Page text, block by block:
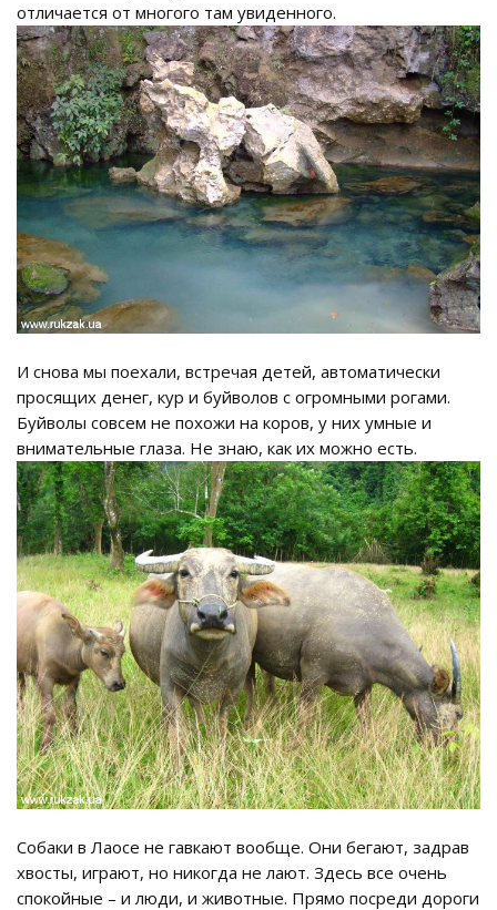
отличается от многого там увиденного.
И снова мы поехали, встречая детей, автоматически
просящих денег, кур и буйволов с огромными рогами.
Буйволы совсем не похожи на коров, у них умные и
внимательные глаза. Не знаю, как их можно есть.
Собаки в Лаосе не гавкают вообще. Они бегают, задрав
хвосты, играют, но никогда не лают. Здесь все очень
спокойные – и люди, и животные. Прямо посреди дороги